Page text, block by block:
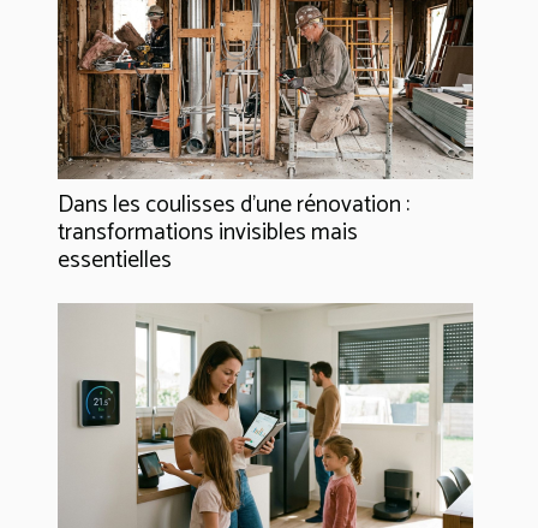
Dans les coulisses d'une rénovation :
transformations invisibles mais
essentielles